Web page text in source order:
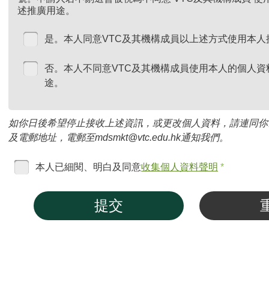
述推廣用途。
是。本人同意VTC及其機構成員以上述方式使用本
否。本人不同意VTC及其機構成員使用本人的個人
途。
如你日後希望停止接收上述資訊，或更改個人資料，請連同
及電郵地址，電郵至mdsmkt@vtc.edu.hk通知我們。
本人已細閱、明白及同意收集個人資料聲明 *
提交